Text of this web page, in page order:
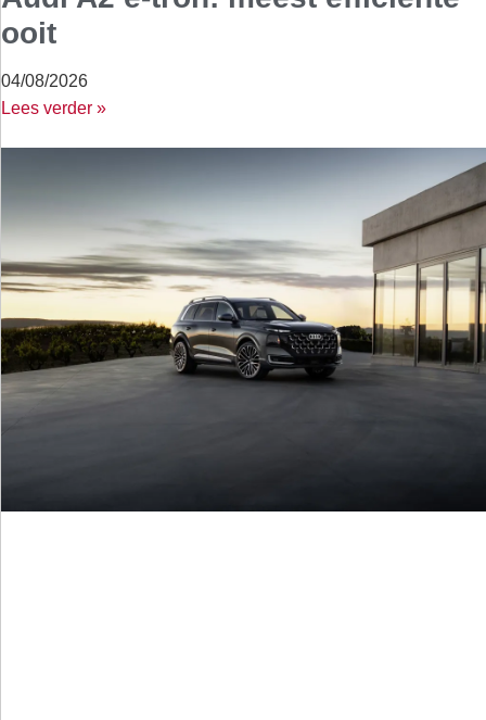
ooit
04/08/2026
Lees verder »